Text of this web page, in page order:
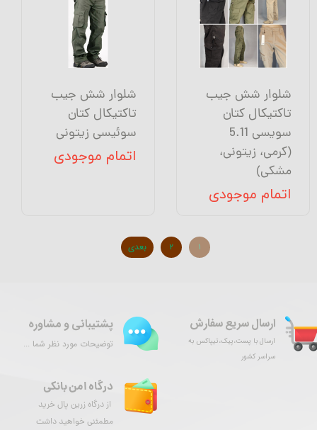
شلوار شش جیب
تاکتیکال کتان
سویسی 5.11
(کرمی، زیتونی،
مشکی)
اتمام موجودی
شلوار شش جیب
تاکتیکال کتان
سوئیسی زیتونی
اتمام موجودی
۱ ۲ بعدی
ارسال سریع سفارش
ارسال با پست،پیک،تیپاکس به
سراسر کشور
درگاه امن بانکی
از درگاه زرین پال خرید
مطمئنی خواهید داشت
پشتیبانی و مشاوره
توضیحات مورد نظر شما ...